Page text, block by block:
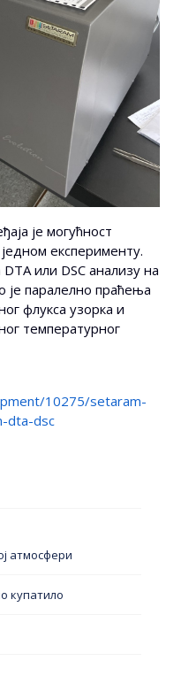
је могућност
експерименту.
или DSC анализу на
је паралелно праћења
флукса узорка и
температурног
10275/setaram-
dta-dsc
атмосфери
купатило